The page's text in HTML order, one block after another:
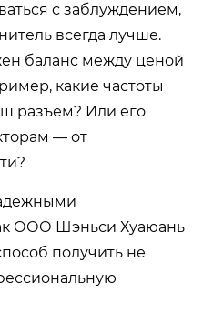
с заблуждением,
всегда лучше.
баланс между ценой
какие частоты
разъем? Или его
— от
ООО Шэньси Хуаюань
получить не